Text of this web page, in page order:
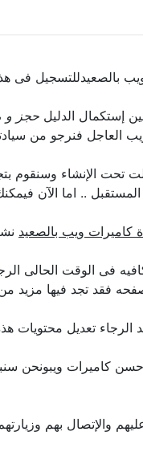
فى هذا
إستكمال الدليل حجز و
العاجل فنرجو من
الإنشاء وسنقوم
.. اما الآن
ويب بالصعيد
فى الوقت الحالى
فقد تجد فيها مزيد
تعديل محتويات
كاميرات ويبونحن
والإتصال بهم